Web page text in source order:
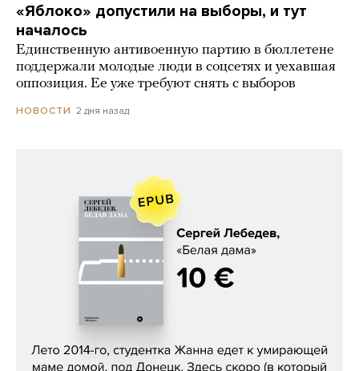
«Яблоко» допустили на выборы, и тут
началось
Единственную антивоенную партию в бюллетене
поддержали молодые люди в соцсетях и уехавшая
оппозиция. Ее уже требуют снять с выборов
НОВОСТИ 2 дня назад
Сергей Лебедев, «Белая дама»